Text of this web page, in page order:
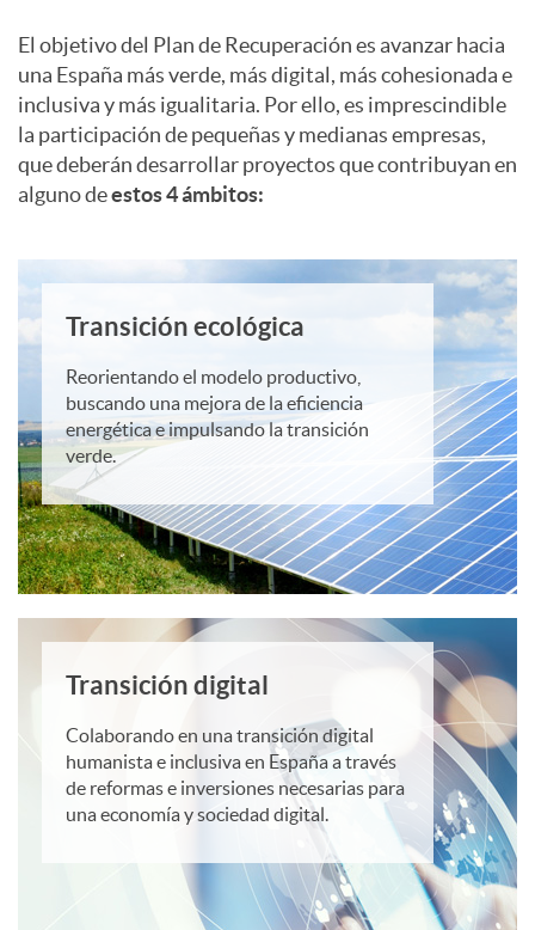
a
s
t
i
o
n
2
0
2
2
e
r
t
i
o
n
2
0
2
u
e
p
r
o
y
e
c
El objetivo del Plan de Recuperación es avanzar hacia
una España más verde, más digital, más cohesionada e
inclusiva y más igualitaria. Por ello, es imprescindible
la participación de pequeñas y medianas empresas,
que deberán desarrollar proyectos que contribuyan en
alguno deestos 4 ámbitos:
Transición ecológica
Reorientando el modelo productivo,
buscando una mejora de la eficiencia
energética e impulsando la transición
verde.
Transición digital
Colaborando en una transición digital
humanista e inclusiva en España a través
de reformas e inversiones necesarias para
una economía y sociedad digital.